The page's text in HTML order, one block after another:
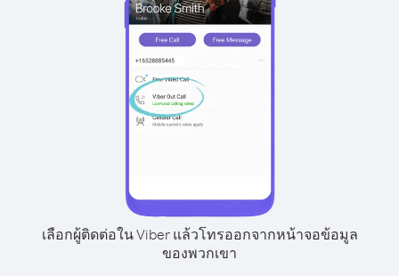
เลือกผู้ติดต่อใน Viber แล้วโทรออกจากหน้าจอข้อมูล
ของพวกเขา